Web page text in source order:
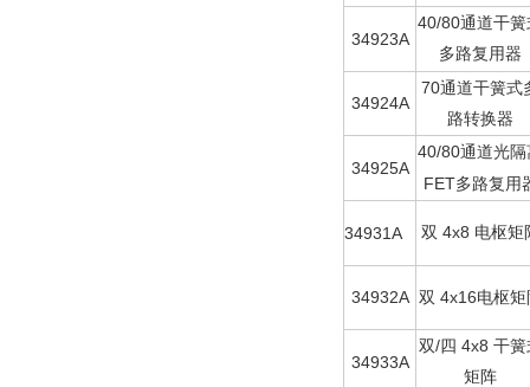
34923A
40/80通道干簧
多路复用器
34924A
70通道干簧式
路转换器
34925A
40/80通道光隔
FET多路复用
34931A 双 4x8 电枢矩
34932A 双 4x16电枢矩
34933A
双/四 4x8 干簧
矩阵